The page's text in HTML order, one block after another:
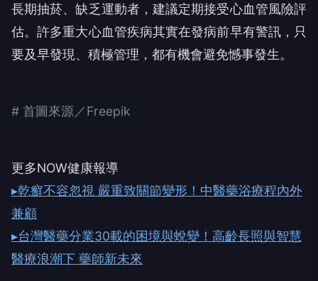
長期抽菸、缺乏運動者，建議定期接受心血管風險評
估。許多重大心血管疾病其實在發病前早有警訊，只
要及早發現、積極管理，都有機會避免憾事發生。
# 首圖來源／Freepik
更多NOW健康報導
▸乾癬不容忽視 嚴重致關節變形！中醫藥浴療程內外
兼顧
▸台灣醫藥分業30載的困境與蛻變！高齡長照與智慧
醫療浪潮下 藥師新未來